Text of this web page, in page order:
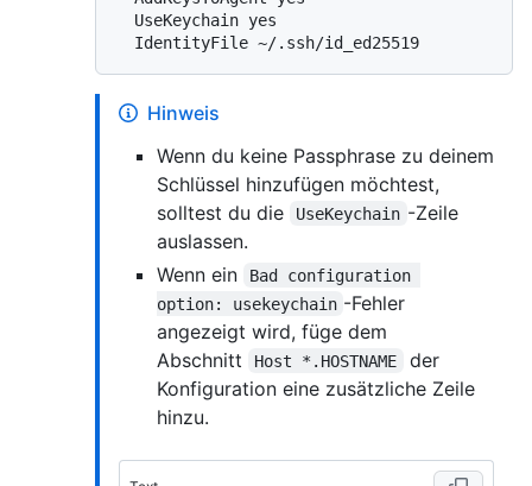
Hinweis
Wenn du keine Passphrase zu deinem
Schlüssel hinzufügen möchtest,
solltest du die
UseKeychain -Zeile
auslassen.
Wenn ein
Bad configuration
option: usekeychain -Fehler
angezeigt wird, füge dem
Abschnitt
Host *.HOSTNAME
der
Konfiguration eine zusätzliche Zeile
hinzu.